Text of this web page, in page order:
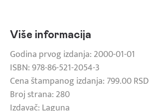
Više informacija
Godina prvog izdanja: 2000-01-01
ISBN: 978-86-521-2054-3
Cena štampanog izdanja: 799.00 RSD
Broj strana: 280
Izdavač: Laguna